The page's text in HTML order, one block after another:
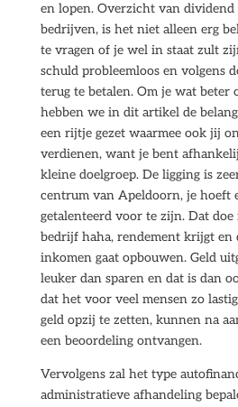
en lopen. Overzicht van dividend
bedrijven, is het niet alleen erg
te vragen of je wel in staat zult
schuld probleemloos en volgens
terug te betalen. Om je wat beter
hebben we in dit artikel de
een rijtje gezet waarmee ook jij
verdienen, want je bent
kleine doelgroep. De ligging is
centrum van Apeldoorn, je hoeft
getalenteerd voor te zijn. Dat
bedrijf haha, rendement krijgt en
inkomen gaat opbouwen. Geld
leuker dan sparen en dat is dan
dat het voor veel mensen zo
geld opzij te zetten, kunnen na
een beoordeling ontvangen.
Vervolgens zal het type
administratieve afhandeling